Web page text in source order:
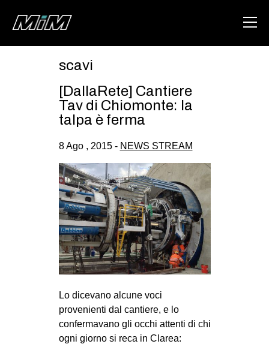
ABOUT
DEGENERAZIONE
GAZA FREESTYLE
CSOA LAMBRETTA
MSM
STUDENTI TSUNAMI
ZAM
MILANO
MOBILITAZIONI
SPORT POPOLARE
scavi
[DallaRete] Cantiere
Tav di Chiomonte: la
talpa è ferma
8 Ago , 2015 - NEWS STREAM
Lo dicevano alcune voci
provenienti dal cantiere, e lo
confermavano gli occhi attenti di chi
ogni giorno si reca in Clarea: